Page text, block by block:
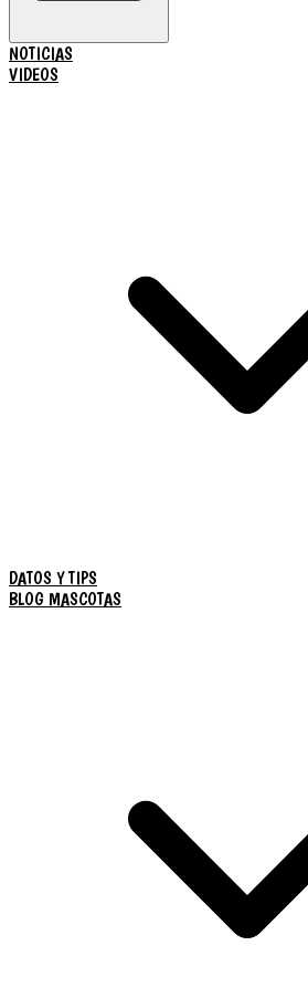
NOTICIAS
VIDEOS
DATOS Y TIPS
BLOG MASCOTAS